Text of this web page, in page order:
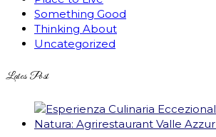
Something Good
Thinking About
Uncategorized
Lates Post